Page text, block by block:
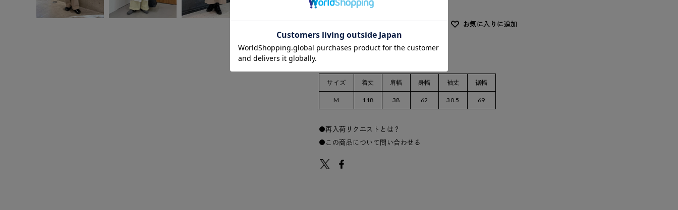
お気に入りに追加
サイズ 着丈 肩幅 身幅 袖丈 裾幅
M 118 38 62 30.5 69
再入荷リクエストとは？
この商品について問い合わせる